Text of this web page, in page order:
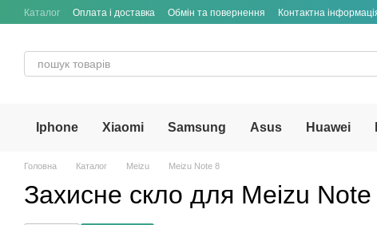
Перейти до основного контенту
Каталог Оплата і доставка Обмін та повернення Контактна
Iphone Xiaomi Samsung Asus Huawei
Головна Каталог Meizu Meizu Note 8
Захисне скло для Meizu Note